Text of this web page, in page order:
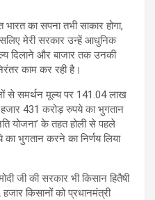
का सपना तभी साकार होगा,
मेरी सरकार उन्हें आधुनिक
दिलाने और बाजार तक उनकी
काम कर रही है।
से समर्थन मूल्य पर 141.04 लाख
431 करोड़ रुपये का भुगतान
योजना’ के तहत होली से पहले
भुगतान करने का निर्णय लिया
जी की सरकार भी किसान हितैषी
किसानों को प्रधानमंत्री